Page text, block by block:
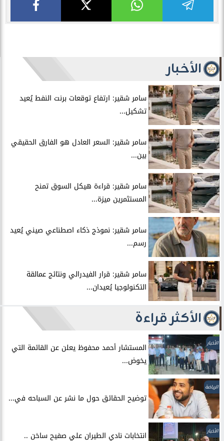
الأخبار
سامر شقير: ارتفاع توقعات برنت النفط يُعيد
تشكيل...
سامر شقير: السعر العادل هو الفارق الحقيقي
بين...
سامر شقير: قراءة هيكل السوق تمنح
المستثمرين ميزة...
سامر شقير: نموذج ذكاء اصطناعي صيني يُعيد
رسم...
سامر شقير: قرار الفيدرالي ونتائج عمالقة
التكنولوجيا يُعيدان...
الأكثر قراءة
الأخبار
المستشار أحمد محفوظ يعلن عن القائمة التي
يخوض...
الرياضة
توضيح الحقائق حول ما نشر عن السباحه في...
الأخبار انتخابات نادي الطيران علي صفيح ساخن ..